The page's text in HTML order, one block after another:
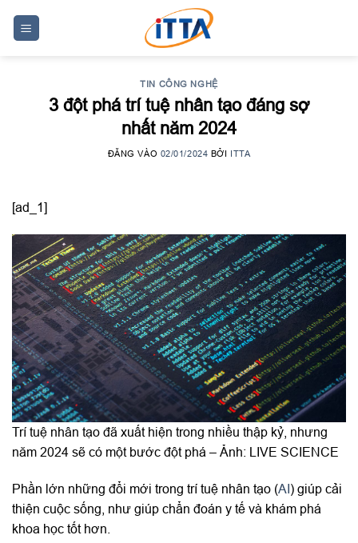
TIN CÔNG NGHỆ
3 đột phá trí tuệ nhân tạo đáng sợ
nhất năm 2024
ĐĂNG VÀO 02/01/2024 BỞI ITTA
[ad_1]
Trí tuệ nhân tạo đã xuất hiện trong nhiều thập kỷ, nhưng
năm 2024 sẽ có một bước đột phá – Ảnh: LIVE SCIENCE
Phần lớn những đổi mới trong trí tuệ nhân tạo (AI) giúp cải
thiện cuộc sống, như giúp chẩn đoán y tế và khám phá
khoa học tốt hơn.